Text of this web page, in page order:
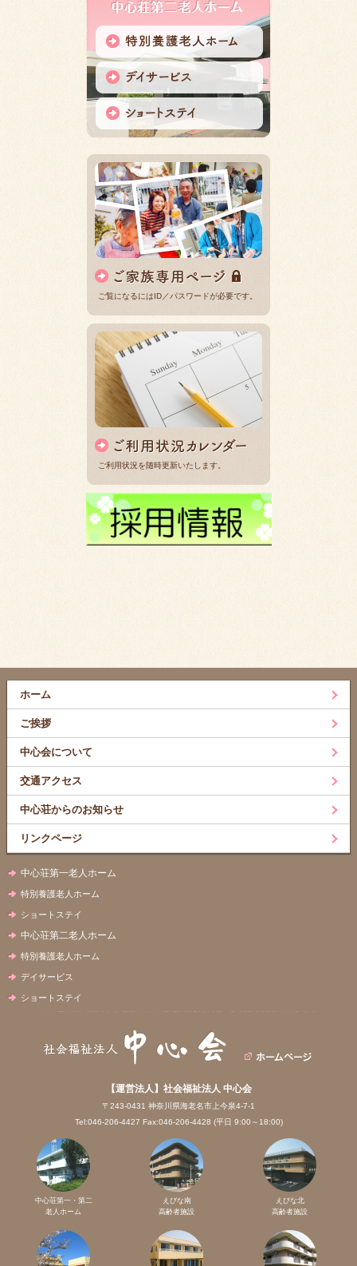
ご覧になるにはID／パスワードが必要です。
ご利用状況を随時更新いたします。
ホーム
ご挨拶
中心会について
交通アクセス
中心荘からのお知らせ
リンクページ
中心荘第一老人ホーム
特別養護老人ホーム
ショートステイ
中心荘第二老人ホーム
特別養護老人ホーム
デイサービス
ショートステイ
【運営法人】社会福祉法人 中心会
〒243-0431 神奈川県海老名市上今泉4-7-1
Tel:046-206-4427 Fax:046-206-4428 (平日 9:00～18:00)
中心荘第一・第二
老人ホーム
えびな南
高齢者施設
えびな北
高齢者施設